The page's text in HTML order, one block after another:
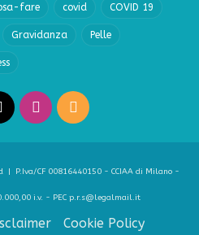
fare covid COVID 19
Gravidanza Pelle
Instagram
RSS
| P.Iva/CF 00816440150 - CCIAA di Milano -
i.v. - PEC p.r.s@legalmail.it
Cookie Policy